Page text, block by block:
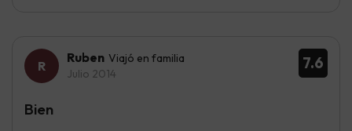
7.6
Ruben Viajó en familia
Julio 2014
Bien